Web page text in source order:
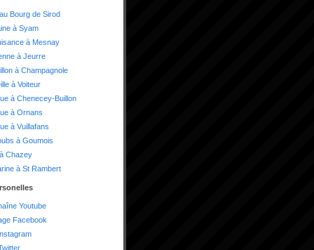
Bourg de Sirod
à Syam
à Mesnay
à Jeurre
à Champagnole
à Voiteur
à Chenecey-Buillon
à Ornans
à Vuillafans
à Goumois
Chazey
à St Rambert
Youtube
Facebook